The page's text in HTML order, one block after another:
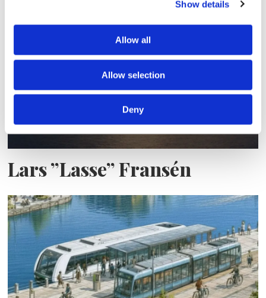
Show details
Allow all
Allow selection
Deny
Lars ”Lasse” Fransén